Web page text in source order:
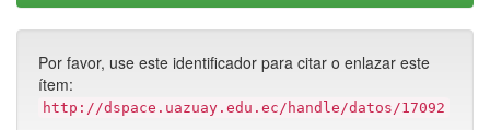
Por favor, use este identificador para citar o enlazar este
ítem:
http://dspace.uazuay.edu.ec/handle/datos/17092